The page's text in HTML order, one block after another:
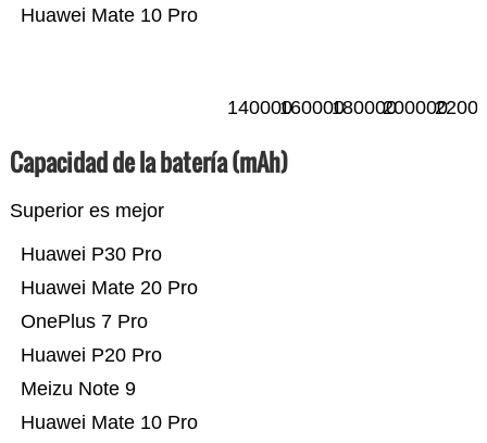
Huawei Mate 10 Pro
140000160000180000200000
Capacidad de la batería (mAh)
Superior es mejor
Huawei Mate 10 Pro
Meizu Note 9
Huawei P20 Pro
OnePlus 7 Pro
Huawei Mate 20 Pro
Huawei P30 Pro